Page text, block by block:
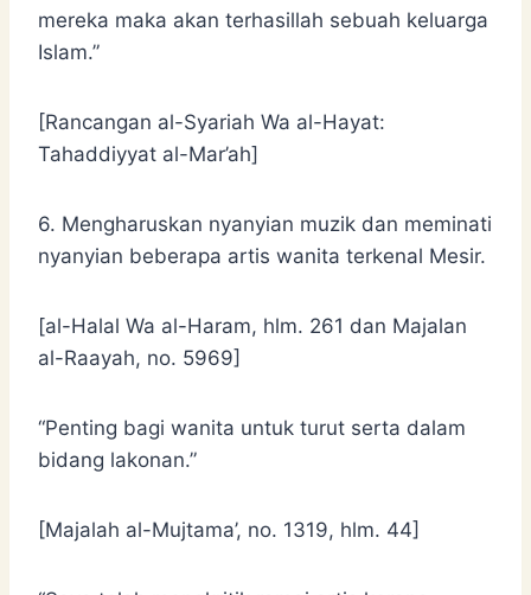
mereka maka akan terhasillah sebuah keluarga
Islam.”
[Rancangan al-Syariah Wa al-Hayat:
Tahaddiyyat al-Mar’ah]
6. Mengharuskan nyanyian muzik dan meminati
nyanyian beberapa artis wanita terkenal Mesir.
[al-Halal Wa al-Haram, hlm. 261 dan Majalan
al-Raayah, no. 5969]
“Penting bagi wanita untuk turut serta dalam
bidang lakonan.”
[Majalah al-Mujtama’, no. 1319, hlm. 44]